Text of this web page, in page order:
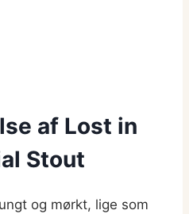
af Lost in
Stout
og mørkt, lige som